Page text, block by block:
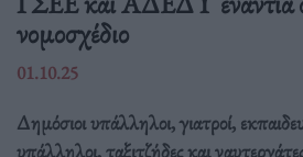
νομοσχέδιο
01.10.25
Δημόσιοι υπάλληλοι, γιατροί,
υπάλληλοι, ταξιτζήδες και